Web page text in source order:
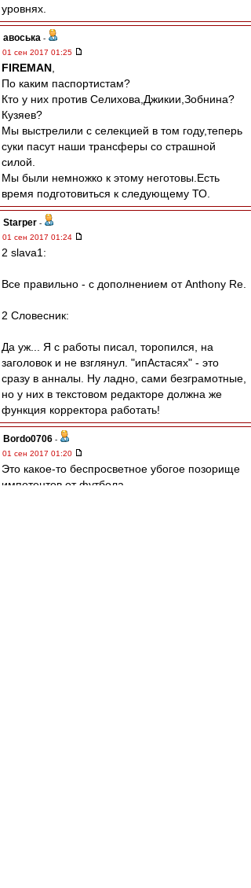
уровнях.
авоська -
01 сен 2017 01:25
FIREMAN
По каким паспортистам?
Кто у них против Селихова,Джикии,Зобнина?
Кузяев?
Мы выстрелили с селекцией в том году,теперь
суки пасут наши трансферы со страшной
силой.
Мы были немножко к этому неготовы.Есть
время подготовиться к следующему ТО.
Starper -
01 сен 2017 01:24
2 slava1:
Все правильно - с дополнением от Anthony Re.
2 Словесник:
Да уж... Я с работы писал, торопился, на
заголовок и не взглянул. "ипАстасях" - это
сразу в анналы. Ну ладно, сами безграмотные,
но у них в текстовом редакторе должна же
функция корректора работать!
Bordo0706 -
01 сен 2017 01:20
Это какое-то беспросветное убогое позорище
импотентов от футбола.